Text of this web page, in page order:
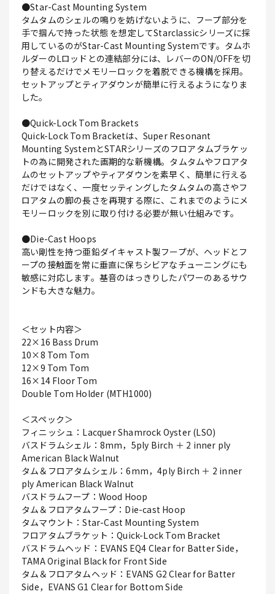
●Star-Cast Mounting System
タムタムのシェルの鳴りを妨げないように、フープ部分を
手で掴んで持った状態 を想定してStarclassicシリーズに採
用しているのがStar-Cast Mounting Systemです。タムホ
ルダーのLロッドとの連結部分には、レバーのON/OFFを切
り替えるだけでメモリーロックを着脱できる機構を採用。
セットアップとティアダウンが簡単に行えるようになりま
した。
●Quick-Lock Tom Brackets
Quick-Lock Tom Bracketは、Super Resonant
Mounting SystemとSTARシリーズのフロアタムブラケッ
トの為に開発された画期的な新機構。タムタムやフロアタ
ムのセットアップやティアダウンを素早く、簡単に行える
だけではなく、一度セッティングしたタムタムの高さやフ
ロアタムの脚の長さを再現する際に、これまでのようにメ
モリーロックを別に取り付ける必要が無い仕組みです。
●Die-Cast Hoops
高い剛性を持つ亜鉛ダイキャスト製フープが、ヘッドとフ
ープの接触面を常に垂直に保ちシビアなチューニングにも
敏感に対応します。基音のはっきりしたパワーのあるサウ
ンドも大きな魅力。
＜セット内容＞
22×16 Bass Drum
10×8 Tom Tom
12×9 Tom Tom
16×14 Floor Tom
Double Tom Holder (MTH1000)
＜スペック＞
フィニッシュ：Lacquer Shamrock Oyster (LSO)
バスドラムシェル：8mm，5ply Birch ＋ 2 inner ply
American Black Walnut
タム＆フロアタムシェル：6mm，4ply Birch ＋ 2 inner
ply American Black Walnut
バスドラムフープ：Wood Hoop
タム＆フロアタムフープ：Die-cast Hoop
タムマウント：Star-Cast Mounting System
フロアタムブラケット：Quick-Lock Tom Bracket
バスドラムヘッド：EVANS EQ4 Clear for Batter Side，
TAMA Original Black for Front Side
タム＆フロアタムヘッド：EVANS G2 Clear for Batter
Side，EVANS G1 Clear for Bottom Side